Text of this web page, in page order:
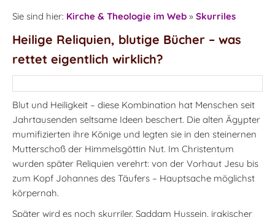
Sie sind hier: Kirche & Theologie im Web » Skurriles
Heilige Reliquien, blutige Bücher – was
rettet eigentlich wirklich?
Blut und Heiligkeit – diese Kombination hat Menschen seit
Jahrtausenden seltsame Ideen beschert. Die alten Ägypter
mumifizierten ihre Könige und legten sie in den steinernen
Mutterschoß der Himmelsgöttin Nut. Im Christentum
wurden später Reliquien verehrt: von der Vorhaut Jesu bis
zum Kopf Johannes des Täufers – Hauptsache möglichst
körpernah.
Später wird es noch skurriler. Saddam Hussein, irakischer